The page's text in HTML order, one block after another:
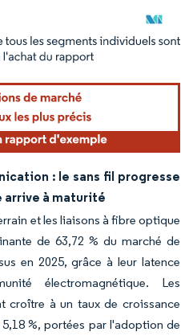
nécessite une attribution sous CC BY
: le sans fil progresse
arrive à maturité
et les liaisons à fibre optique
de 63,72 % du marché de
en 2025, grâce à leur latence
électromagnétique. Les
croître à un taux de croissance
%, portées par l'adoption de